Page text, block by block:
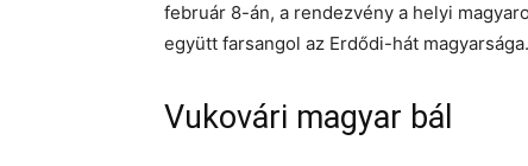
február 8-án, a rendezvény a helyi
együtt farsangol az Erdődi-hát magyarsága.
Vukovári magyar bál